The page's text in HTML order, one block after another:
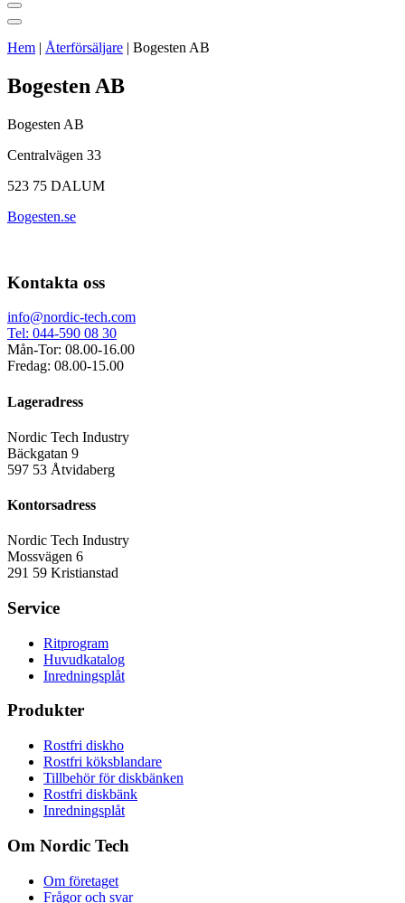
Hem | Återförsäljare | Bogesten AB
Bogesten AB
Bogesten AB
Centralvägen 33
523 75 DALUM
Bogesten.se
Kontakta oss
info@nordic-tech.com
Tel: 044-590 08 30
Mån-Tor: 08.00-16.00
Fredag: 08.00-15.00
Lageradress
Nordic Tech Industry
Bäckgatan 9
597 53 Åtvidaberg
Kontorsadress
Nordic Tech Industry
Mossvägen 6
291 59 Kristianstad
Service
Ritprogram
Huvudkatalog
Inredningsplåt
Produkter
Rostfri diskho
Rostfri köksblandare
Tillbehör för diskbänken
Rostfri diskbänk
Inredningsplåt
Om Nordic Tech
Om företaget
Frågor och svar